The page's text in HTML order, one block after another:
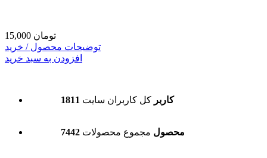
15,000 تومان
توضیحات محصول / خرید
افزودن به سبد خرید
1811 کاربر کل کاربران سایت
7442 محصول مجموع محصولات